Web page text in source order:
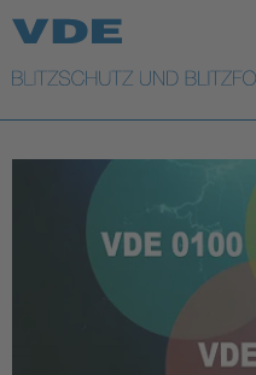
Top Themen
Top Themen
Lightning protection